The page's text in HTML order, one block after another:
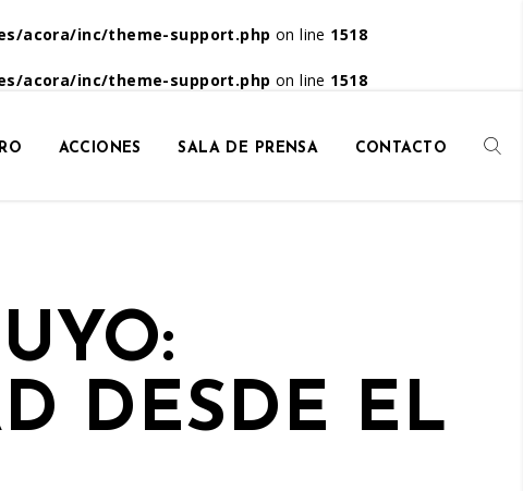
acora/inc/theme-support.php on line 1518
acora/inc/theme-support.php on line 1518
ACCIONES SALA DE PRENSA CONTACTO
DESDE EL